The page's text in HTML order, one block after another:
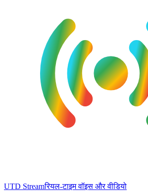
UTD Streamरियल-टाइम वॉइस और वीडियो